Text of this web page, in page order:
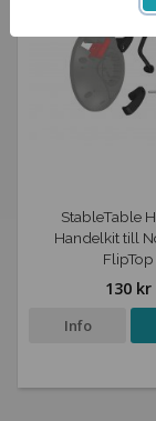
StableTable
Handelkit till
FlipTop
130 kr
Info